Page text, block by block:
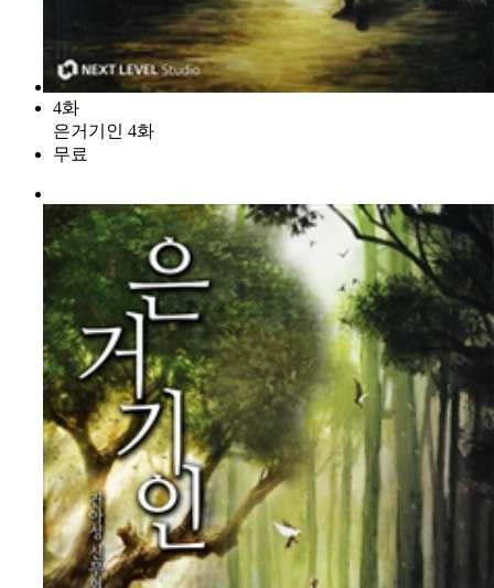
4화
은거기인 4화
무료